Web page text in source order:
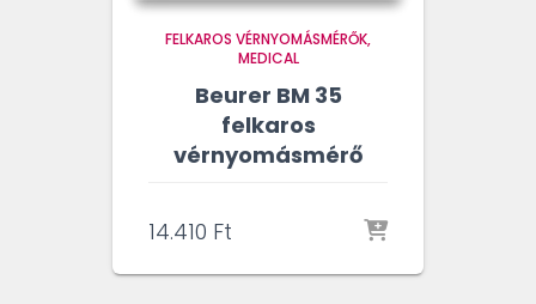
FELKAROS VÉRNYOMÁSMÉRŐK
MEDICAL
Beurer BM 35
felkaros
vérnyomásmérő
14.410 Ft